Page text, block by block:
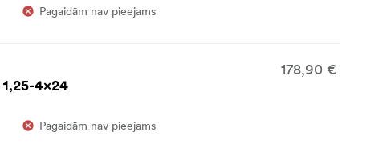
Pagaidām nav pieejams
4x24
178,90 €
Pagaidām nav pieejams